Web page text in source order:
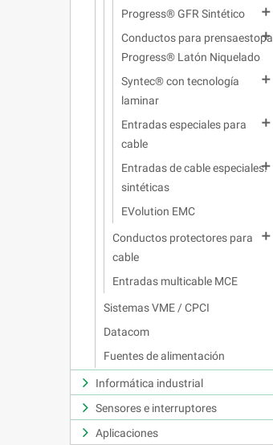
Progress® GFR Sintético

Conductos para prensaestopa
Progress® Latón Niquelado

Syntec® con tecnología
laminar

Entradas especiales para
cable

Entradas de cable especiales:
sintéticas

EVolution EMC
Conductos protectores para
cable

Entradas multicable MCE
Sistemas VME / CPCI
Datacom
Fuentes de alimentación
Informática industrial
Sensores e interruptores
Aplicaciones